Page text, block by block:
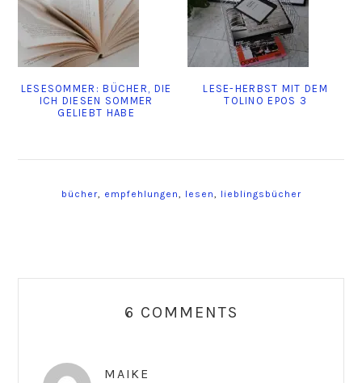
LESESOMMER: BÜCHER, DIE
ICH DIESEN SOMMER
GELIEBT HABE
LESE-HERBST MIT DEM
TOLINO EPOS 3
bücher, empfehlungen, lesen, lieblingsbücher
Interactions6 COMMENTS
MAIKE